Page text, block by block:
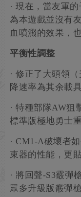
· 現在，當友軍
為本遊戲並沒有
血噴濺的效果，
平衡性調整
· 修正了大頭領
降速率為其余載
· 特種部隊AW狙
標準版極地勇士重
· CM1-A破壞者
束器的性能，更
· 將回聲-S3霰彈
眾多升級版霰彈